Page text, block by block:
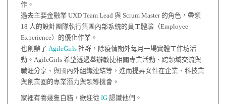
作。
過去主要金融業 UXD Team Lead 與 Scrum Master 的角色，帶領
18 人的設計團隊執行集團內部系統的員工體驗（Employee
Experience）的優化作業。
也創辦了 AgileGirls 社群，除疫情期外每月一場實體工作坊活
動。AgileGirls 希望透過舉辦敏捷相關專業活動、跨領域交流與
職涯分享、與國內外組織連結等，進而提昇女性在企業、科技業
與創業圈的專業潛力與領導機會。
家裡有養幾隻白貓，歡迎從 IG 認識他們。